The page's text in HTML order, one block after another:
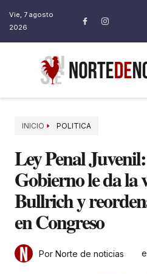
Vie, 7 agosto
2026
INICIO POLITICA
Ley Penal
Gobierno le da la
Bullrich y
en Congreso
Por Norte de noticias